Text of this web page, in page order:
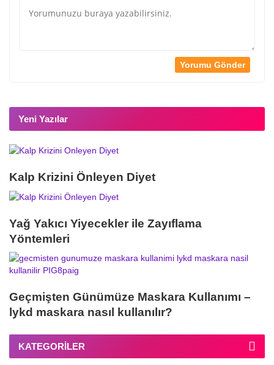
Yeni Yazılar
Kalp Krizini Önleyen Diyet
Yağ Yakıcı Yiyecekler ile Zayıflama
Yöntemleri
Geçmişten Günümüze Maskara Kullanımı –
lykd maskara nasıl kullanılır?
KATEGORILER